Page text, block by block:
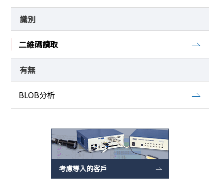
識別
二維碼讀取
有無
BLOB分析
考慮導入的客戶